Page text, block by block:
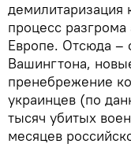
процесс
Европе. Отсюда –
Вашингтона,
пренебрежение
украинцев (по
тысяч убитых
месяцев